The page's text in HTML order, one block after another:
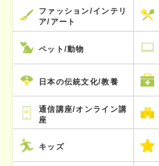
ファッション/インテリ
ア/アート
ペット/動物
日本の伝統文化/教養
通信講座/オンライン講
座
キッズ